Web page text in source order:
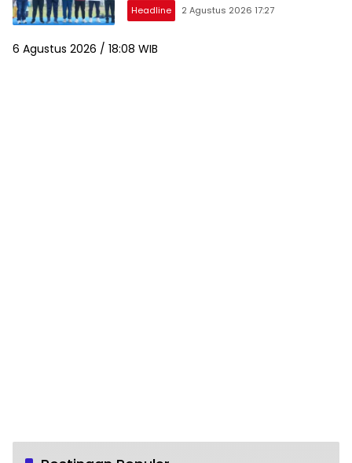
Headline 2 Agustus 2026 17:27
6 Agustus 2026 / 18:08 WIB